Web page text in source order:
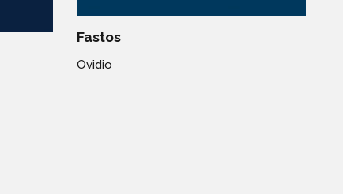
Fastos
Ovidio